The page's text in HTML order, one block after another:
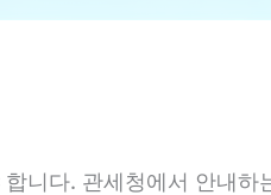
니다. 관세청에서 안내하